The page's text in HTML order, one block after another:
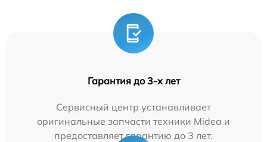
Гарантия до 3-х лет
Сервисный центр устанавливает
оригинальные запчасти техники Midea и
предоставляет гарантию до 3 лет.